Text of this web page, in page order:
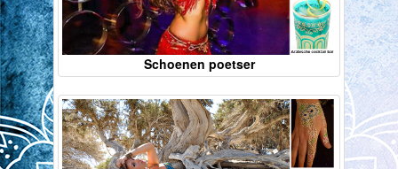
Schoenen poetser